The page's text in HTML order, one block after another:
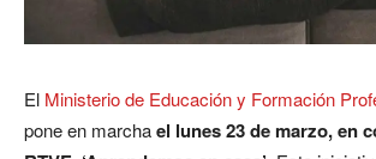
El Ministerio de Educación y Formación
pone en marchael lunes 23 de marzo, en